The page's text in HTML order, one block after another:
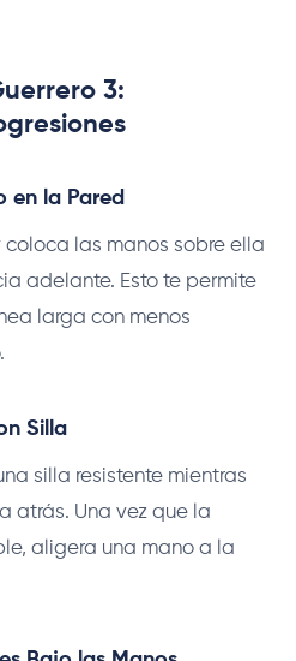
3:
en la Pared
las manos sobre ella
adelante. Esto te permite
larga con menos
Silla
silla resistente mientras
atrás. Una vez que la
aligera una mano a la